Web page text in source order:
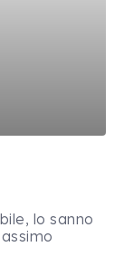
lo sanno